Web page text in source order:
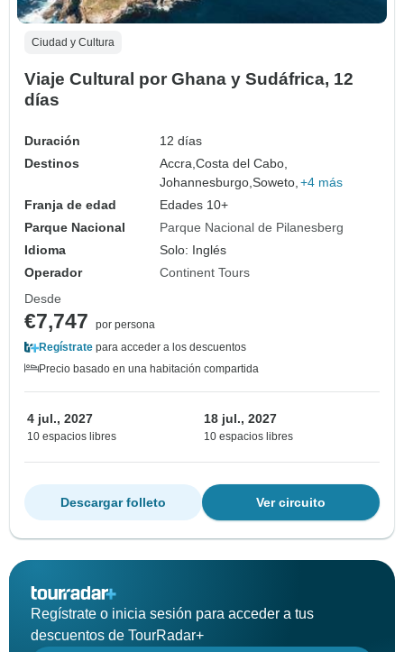
Ciudad y Cultura
Viaje Cultural por Ghana y Sudáfrica, 12
días
Duración
12 días
Destinos
Accra,Costa del Cabo,
Johannesburgo,Soweto, +4 más
Franja de edad
Edades 10+
Parque Nacional
Parque Nacional de Pilanesberg
Idioma
Solo: Inglés
Operador
Continent Tours
Desde
€7,747
por persona
Regístrate para acceder a los descuentos
Precio basado en una habitación compartida
4 jul., 2027
10 espacios libres
18 jul., 2027
10 espacios libres
Ver circuito
Descargar folleto
Regístrate o inicia sesión para acceder a tus
descuentos de TourRadar+